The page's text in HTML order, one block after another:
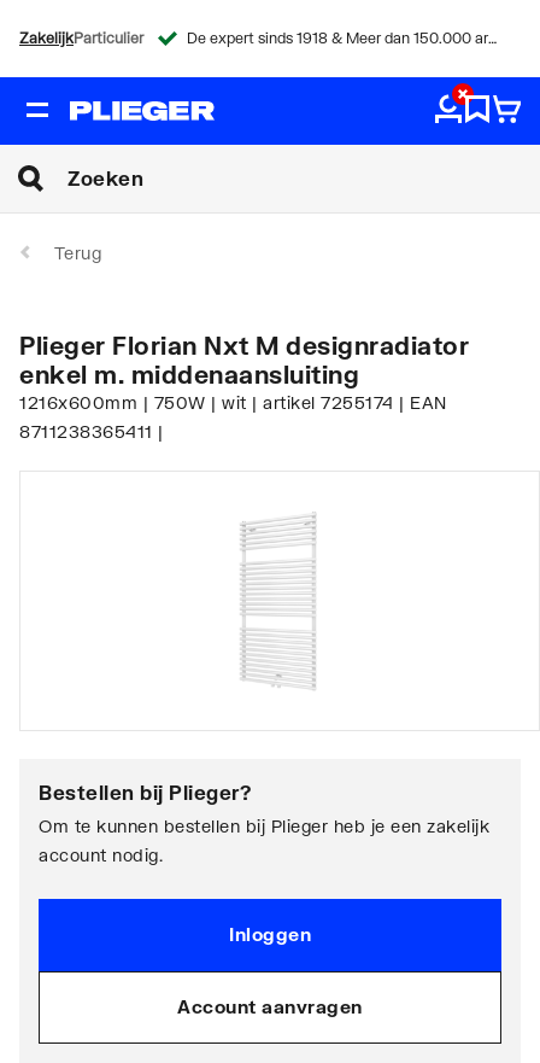
ZakelijkParticulier De expert sinds 1918 & Meer dan 150.000 artikelen
Terug
Plieger Florian Nxt M designradiator
enkel m. middenaansluiting
1216x600mm | 750W | wit | artikel 7255174 | EAN
8711238365411 |
Bestellen bij Plieger?
Om te kunnen bestellen bij Plieger heb je een zakelijk
account nodig.
Inloggen
Account aanvragen